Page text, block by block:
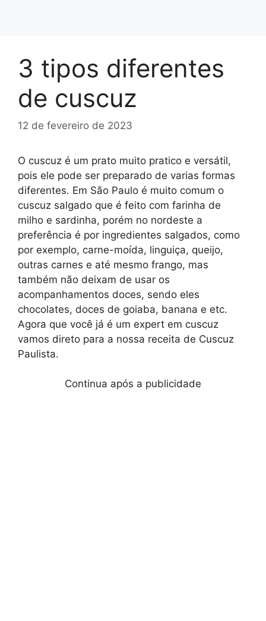
3 tipos diferentes
de cuscuz
12 de fevereiro de 2023
O cuscuz é um prato muito pratico e versátil,
pois ele pode ser preparado de varias formas
diferentes. Em São Paulo é muito comum o
cuscuz salgado que é feito com farinha de
milho e sardinha, porém no nordeste a
preferência é por ingredientes salgados, como
por exemplo, carne-moída, linguiça, queijo,
outras carnes e até mesmo frango, mas
também não deixam de usar os
acompanhamentos doces, sendo eles
chocolates, doces de goiaba, banana e etc.
Agora que você já é um expert em cuscuz
vamos direto para a nossa receita de Cuscuz
Paulista.
Continua após a publicidade